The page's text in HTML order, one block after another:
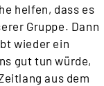
helfen, dass es
Gruppe. Dann
wieder ein
gut tun würde,
aus dem